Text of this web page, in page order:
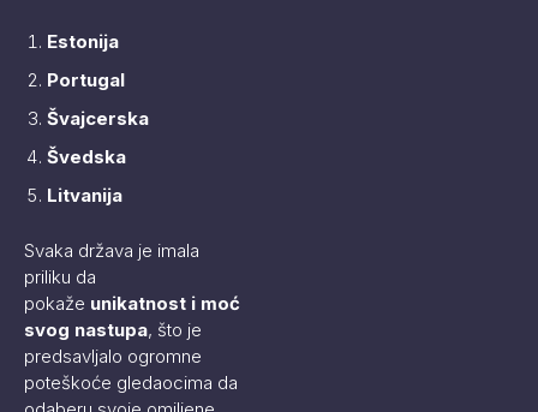
Estonija
Portugal
Švajcerska
Švedska
Litvanija
Svaka država je imala
priliku da
pokaže unikatnost i moć
svog nastupa, što je
predsavljalo ogromne
poteškoće gledaocima da